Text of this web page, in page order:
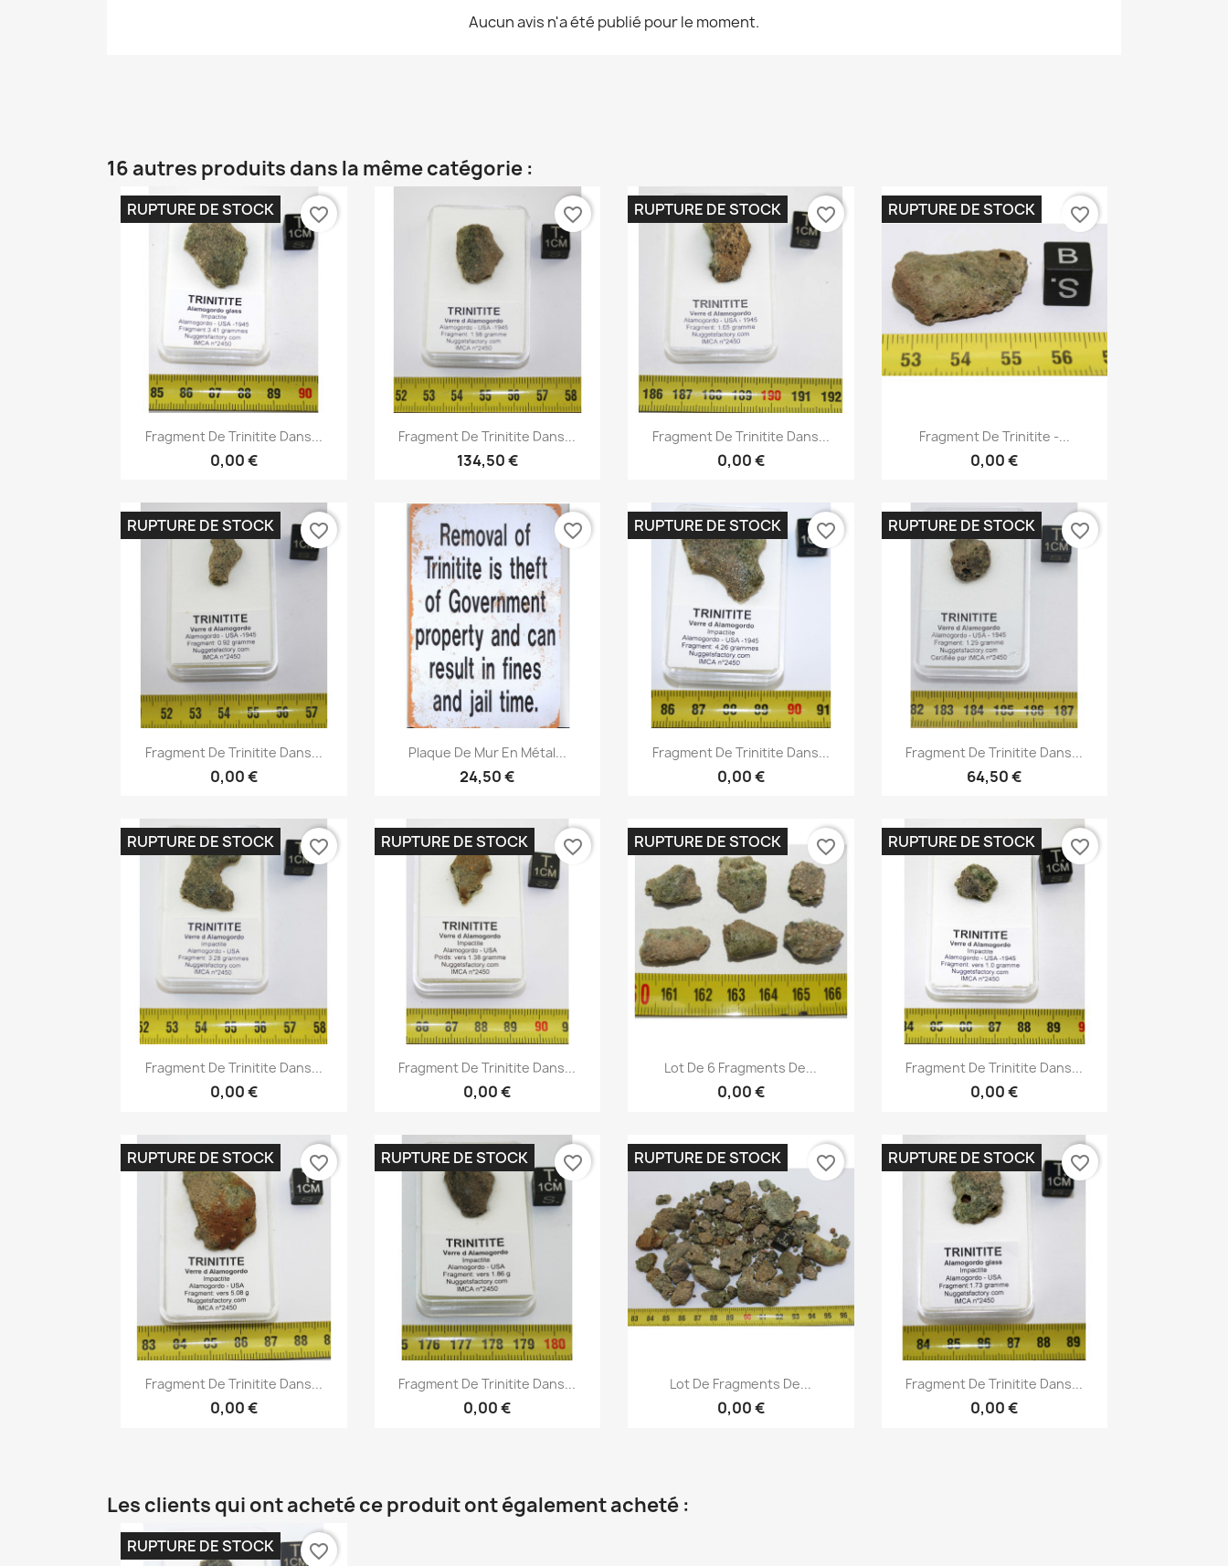
Aucun avis n'a été publié pour le moment.
16 autres produits dans la même catégorie :
Aperçu rapide
Fragment De Trinitite Dans...
0,00 €
RUPTURE DE STOCK favorite_border
Aperçu rapide
Fragment De Trinitite Dans...
134,50 €
favorite_border
Aperçu rapide
Fragment De Trinitite Dans...
0,00 €
RUPTURE DE STOCK favorite_border
Aperçu rapide
Fragment De Trinitite -...
0,00 €
RUPTURE DE STOCK favorite_border
Aperçu rapide
Fragment De Trinitite Dans...
0,00 €
RUPTURE DE STOCK favorite_border
Aperçu rapide
Plaque De Mur En Métal...
24,50 €
favorite_border
Aperçu rapide
Fragment De Trinitite Dans...
0,00 €
RUPTURE DE STOCK favorite_border
Aperçu rapide
Fragment De Trinitite Dans...
64,50 €
RUPTURE DE STOCK favorite_border
Aperçu rapide
Fragment De Trinitite Dans...
0,00 €
RUPTURE DE STOCK favorite_border
Aperçu rapide
Fragment De Trinitite Dans...
0,00 €
RUPTURE DE STOCK favorite_border
Aperçu rapide
Lot De 6 Fragments De...
0,00 €
RUPTURE DE STOCK favorite_border
Aperçu rapide
Fragment De Trinitite Dans...
0,00 €
RUPTURE DE STOCK favorite_border
Aperçu rapide
Fragment De Trinitite Dans...
0,00 €
RUPTURE DE STOCK favorite_border
Aperçu rapide
Fragment De Trinitite Dans...
0,00 €
RUPTURE DE STOCK favorite_border
Aperçu rapide
Lot De Fragments De...
0,00 €
RUPTURE DE STOCK favorite_border
Aperçu rapide
Fragment De Trinitite Dans...
0,00 €
RUPTURE DE STOCK favorite_border
Les clients qui ont acheté ce produit ont également acheté :
RUPTURE DE STOCK favorite_border